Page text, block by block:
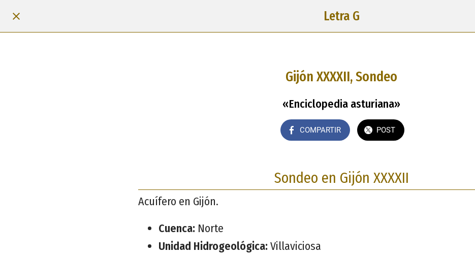
Letra G
Gijón XXXXII, Sondeo
«Enciclopedia asturiana»
COMPARTIR POST
Sondeo en Gijón XXXXII
Acuífero en Gijón.
Cuenca: Norte
Unidad Hidrogeológica: Villaviciosa